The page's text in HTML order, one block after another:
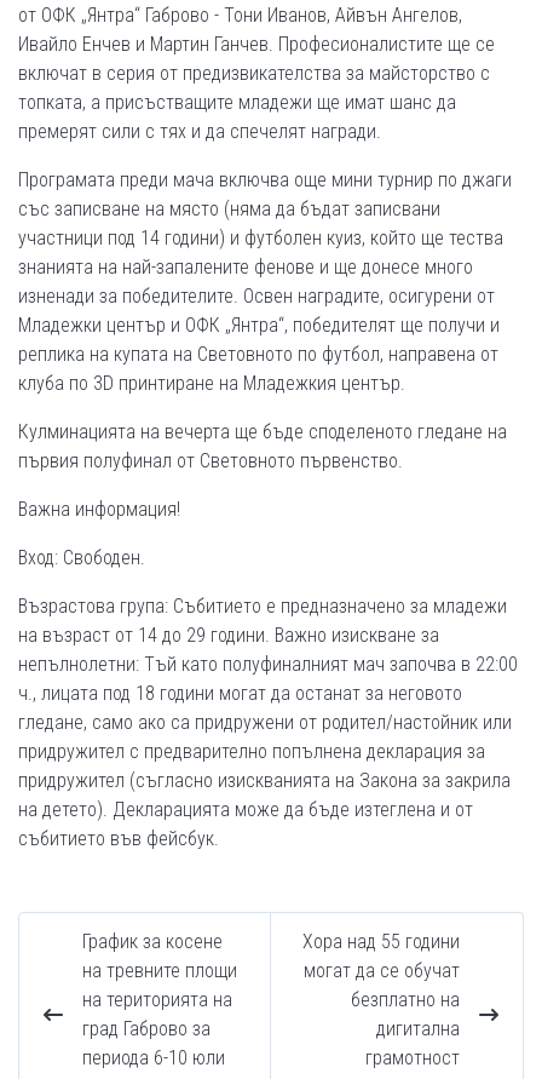
от ОФК „Янтра“ Габрово - Тони Иванов, Айвън Ангелов,
Ивайло Енчев и Мартин Ганчев. Професионалистите ще се
включат в серия от предизвикателства за майсторство с
топката, а присъстващите младежи ще имат шанс да
премерят сили с тях и да спечелят награди.
Програмата преди мача включва още мини турнир по джаги
със записване на място (няма да бъдат записвани
участници под 14 години) и футболен куиз, който ще тества
знанията на най-запалените фенове и ще донесе много
изненади за победителите. Освен наградите, осигурени от
Младежки център и ОФК „Янтра“, победителят ще получи и
реплика на купата на Световното по футбол, направена от
клуба по 3D принтиране на Младежкия център.
Кулминацията на вечерта ще бъде споделеното гледане на
първия полуфинал от Световното първенство.
Важна информация!
Вход: Свободен.
Възрастова група: Събитието е предназначено за младежи
на възраст от 14 до 29 години. Важно изискване за
непълнолетни: Тъй като полуфиналният мач започва в 22:00
ч., лицата под 18 години могат да останат за неговото
гледане, само ако са придружени от родител/настойник или
придружител с предварително попълнена декларация за
придружител (съгласно изискванията на Закона за закрила
на детето). Декларацията може да бъде изтеглена и от
събитието във фейсбук.
График за косене
на тревните площи
на територията на
град Габрово за
периода 6-10 юли
Хора над 55 години
могат да се обучат
безплатно на
дигитална
грамотност